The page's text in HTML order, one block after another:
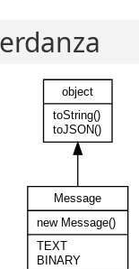
object
toString()
toJSON()
Message
new Message()
TEXT
BINARY